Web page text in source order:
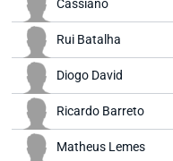
Cassiano
Rui Batalha
Diogo David
Ricardo Barreto
Matheus Lemes